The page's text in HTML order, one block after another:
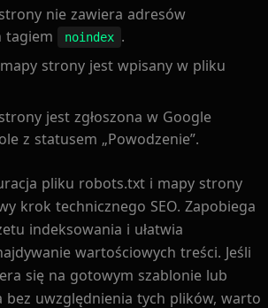
nie zawiera adresów
tagiem
noindex .
strony jest wpisany w pliku
jest zgłoszona w Google
z statusem „Powodzenie”.
pliku robots.txt i mapy strony
krok technicznego SEO. Zapobiega
indeksowania i ułatwia
wartościowych treści. Jeśli
się na gotowym szablonie lub
bez uwzględnienia tych plików, warto